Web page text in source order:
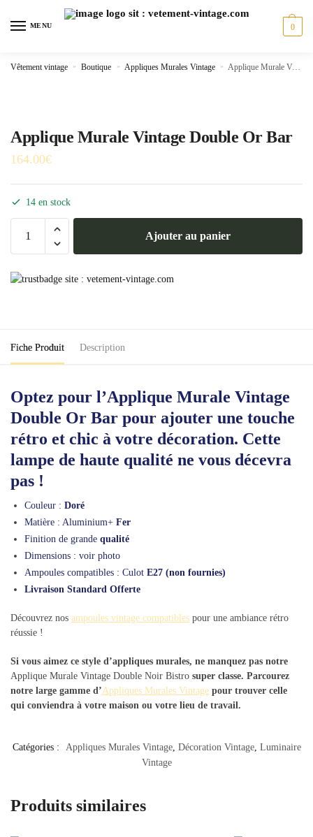
MENU 0
Vêtement vintage » Boutique » Appliques Murales Vintage » Applique Murale Vintage Double Or Bar
Applique Murale Vintage Double Or Bar
164.00€
14 en stock
Murale
Bar
Ajouter au panier
Fiche Produit Description
Optez pour l’Applique Murale Vintage
Double Or Bar pour ajouter une touche
rétro et chic à votre décoration. Cette
lampe de haute qualité ne vous décevra
pas !
Couleur : Doré
Matière : Aluminium+ Fer
Finition de grande qualité
Dimensions : voir photo
Ampoules compatibles : Culot E27 (non fournies)
Livraison Standard Offerte
Découvrez nos ampoules vintage compatibles pour une ambiance rétro
réussie !
Si vous aimez ce style d’appliques murales, ne manquez pas notre
Applique Murale Vintage Double Noir Bistro super classe. Parcourez
notre large gamme d’Appliques Murales Vintage pour trouver celle
qui conviendra à votre maison ou votre lieu de travail.
Catégories : Appliques Murales Vintage, Décoration Vintage, Luminaire
Vintage
Produits similaires